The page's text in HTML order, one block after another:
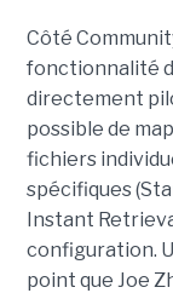
Côté
fonctionnalité
directement
possible de
fichiers
spécifiques
Instant
configuration.
point que Joe